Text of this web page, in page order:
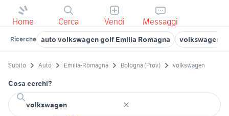
Home Cerca Vendi Messaggi
Ricerche auto volkswagen golf Emilia Romagna volkswagen
Subito Auto Emilia-Romagna Bologna (Prov) volkswagen
Cosa cerchi?